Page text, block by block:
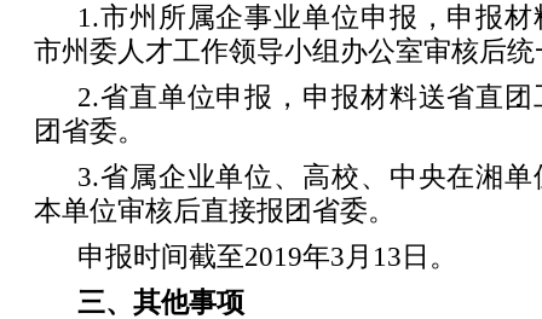
1.市州所属企事业单位申报，申报
市州委人才工作领导小组办公室审核后
2.省直单位申报，申报材料送省直
团省委。
3.省属企业单位、高校、中央在湘
本单位审核后直接报团省委。
申报时间截至2019年3月13日。
三、其他事项